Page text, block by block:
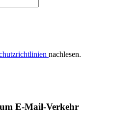
nachlesen.
E-Mail-Verkehr